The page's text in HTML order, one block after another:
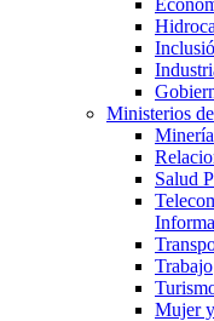
Ministerios
Minería
Salud
Trabajo
Mujer